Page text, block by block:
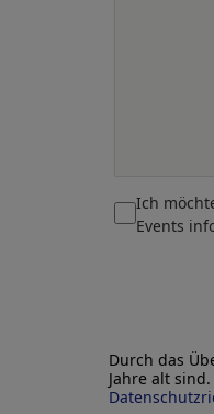
Ich
Events
Durch das
Jahre alt